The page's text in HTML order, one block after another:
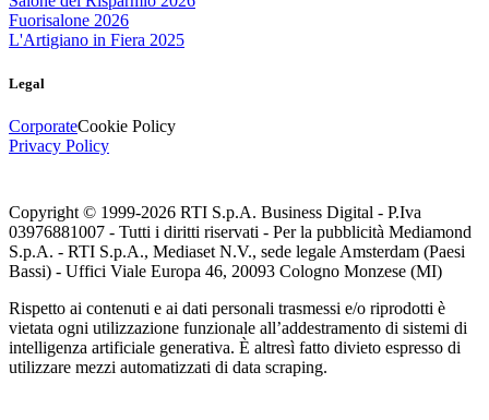
Fuorisalone 2026
L'Artigiano in Fiera 2025
Legal
CorporateCookie Policy
Privacy Policy
Copyright © 1999-2026 RTI S.p.A. Business Digital - P.Iva
03976881007 - Tutti i diritti riservati - Per la pubblicità Mediamond
S.p.A. - RTI S.p.A., Mediaset N.V., sede legale Amsterdam (Paesi
Bassi) - Uffici Viale Europa 46, 20093 Cologno Monzese (MI)
Rispetto ai contenuti e ai dati personali trasmessi e/o riprodotti è
vietata ogni utilizzazione funzionale all’addestramento di sistemi di
intelligenza artificiale generativa. È altresì fatto divieto espresso di
utilizzare mezzi automatizzati di data scraping.